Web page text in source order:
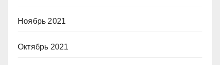
Ноябрь 2021
Октябрь 2021